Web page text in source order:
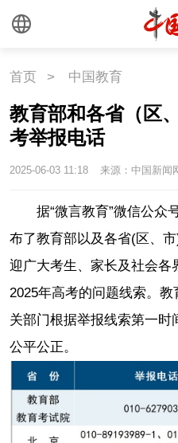
首页 > 中国教育
教育部和各省（区
考举报电话
2025-06-03 11:18 来源：中国新闻
据“微言教育”微信公众
布了教育部以及各省(区、
迎广大考生、家长及社会各
2025年高考的问题线索。
关部门根据举报线索第一
公平公正。